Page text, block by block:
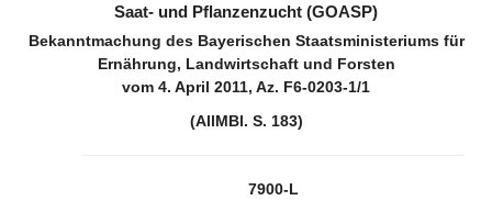
Saat- und Pflanzenzucht (GOASP)
Bekanntmachung des Bayerischen Staatsministeriums für
Ernährung, Landwirtschaft und Forsten
vom 4. April 2011, Az. F6-0203-1/1
(AllMBl. S. 183)
7900-L